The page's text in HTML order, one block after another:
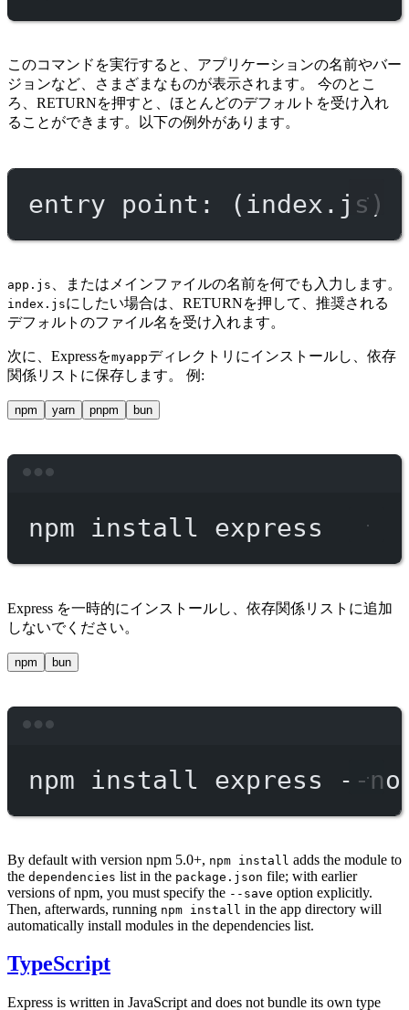
このコマンドを実行すると、アプリケーションの名前やバー
ジョンなど、さまざまなものが表示されます。 今のとこ
ろ、RETURNを押すと、ほとんどのデフォルトを受け入れ
ることができます。以下の例外があります。
entry point: (index.js)
app.js 、またはメインファイルの名前を何でも入力します。
index.jsにしたい場合は、RETURNを押して、推奨される
デフォルトのファイル名を受け入れます。
次に、Expressをmyappディレクトリにインストールし、依存
関係リストに保存します。 例:
npm yarn pnpm bun
npm install express
Express を一時的にインストールし、依存関係リストに追加
しないでください。
npm bun
npm install express --
By default with version npm 5.0+, npm install adds the module to
the dependencies list in the package.json file; with earlier
versions of npm, you must specify the --save option explicitly.
Then, afterwards, running npm install in the app directory will
automatically install modules in the dependencies list.
TypeScript
Express is written in JavaScript and does not bundle its own type